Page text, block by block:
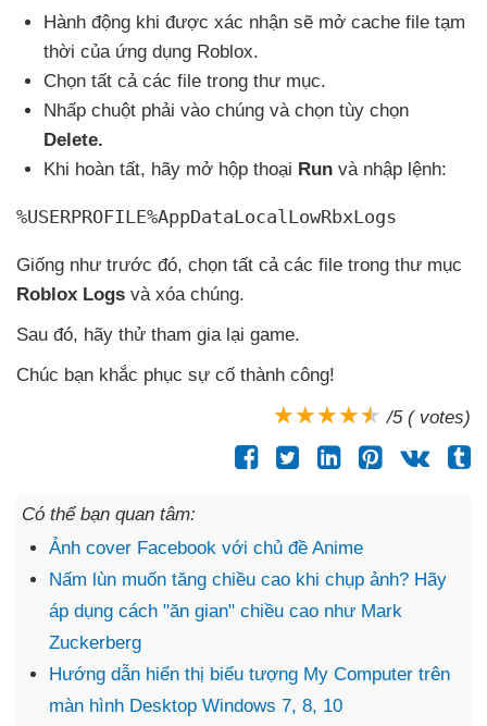
Hành động khi được xác nhận sẽ mở cache file tạm
thời của ứng dụng Roblox.
Chọn tất cả các file trong thư mục.
Nhấp chuột phải vào chúng và chọn tùy chọn
Delete.
Khi hoàn tất, hãy mở hộp thoại Run và nhập lệnh:
%USERPROFILE%AppDataLocalLowRbxLogs
Giống như trước đó, chọn tất cả các file trong thư mục
Roblox Logs và xóa chúng.
Sau đó, hãy thử tham gia lại game.
Chúc bạn khắc phục sự cố thành công!
/5 ( votes)
Có thể bạn quan tâm:
Ảnh cover Facebook với chủ đề Anime
Nấm lùn muốn tăng chiều cao khi chụp ảnh? Hãy
áp dụng cách "ăn gian" chiều cao như Mark
Zuckerberg
Hướng dẫn hiển thị biểu tượng My Computer trên
màn hình Desktop Windows 7, 8, 10